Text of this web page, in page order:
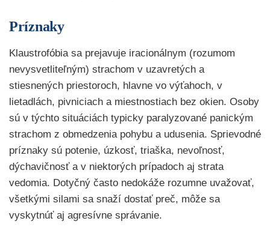
Príznaky
Klaustrofóbia sa prejavuje iracionálnym (rozumom
nevysvetliteľným) strachom v uzavretých a
stiesnených priestoroch, hlavne vo výťahoch, v
lietadlách, pivniciach a miestnostiach bez okien. Osoby
sú v týchto situáciách typicky paralyzované panickým
strachom z obmedzenia pohybu a udusenia. Sprievodné
príznaky sú potenie, úzkosť, triaška, nevoľnosť,
dýchavičnosť a v niektorých prípadoch aj strata
vedomia. Dotyčný často nedokáže rozumne uvažovať,
všetkými silami sa snaží dostať preč, môže sa
vyskytnúť aj agresívne správanie.